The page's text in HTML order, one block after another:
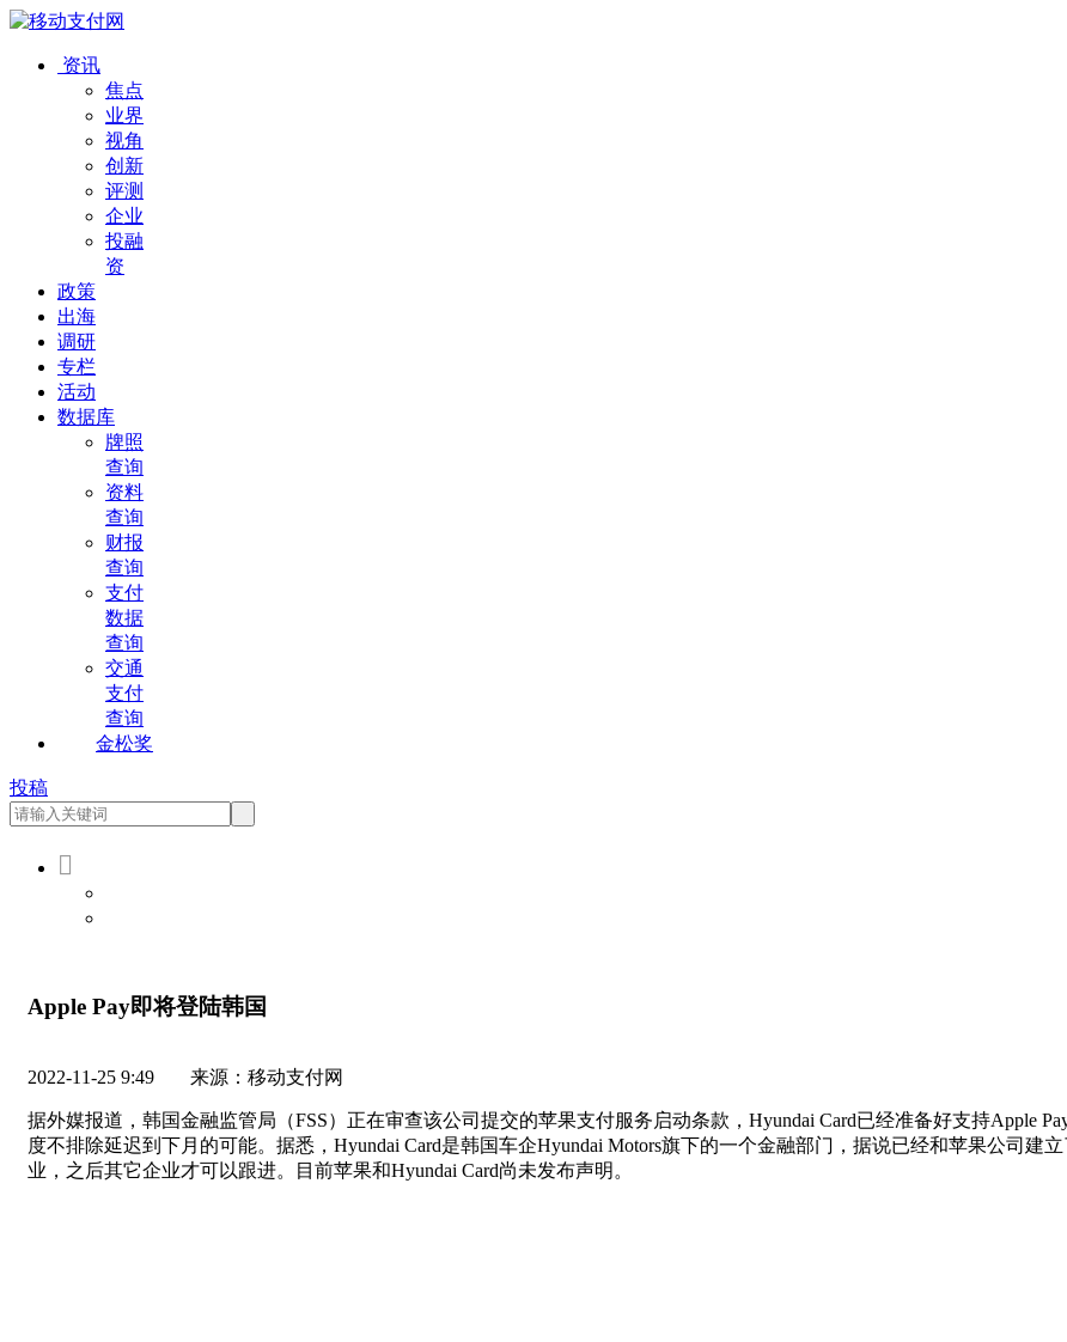
资讯
焦点
业界
视角
创新
评测
企业
投融
资
政策
出海
调研
专栏
活动
数据库
牌照
查询
资料
查询
财报
查询
支付
数据
查询
交通
支付
查询
金松奖
投稿

Apple Pay即将登陆韩国
2022-11-25 9:49 来源：移动支付网
据外媒报道，韩国金融监管局（FSS）正在审查该公司提交的苹果支付服务启动条款，Hyundai Card已经准备好支持Apple
度不排除延迟到下月的可能。据悉，Hyundai Card是韩国车企Hyundai Motors旗下的一个金融部门，据说已经和苹果公司建
业，之后其它企业才可以跟进。目前苹果和Hyundai Card尚未发布声明。